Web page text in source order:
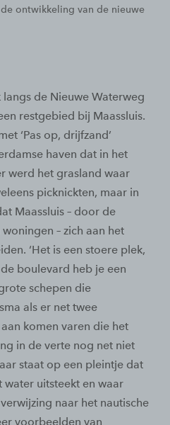
ontwikkeling van de nieuwe
de Nieuwe Waterweg
restgebied bij Maassluis.
‘Pas op, drijfzand’
haven dat in het
werd het grasland waar
picknickten, maar in
Maassluis – door de
– zich aan het
‘Het is een stoere plek,
boulevard heb je een
schepen die
als er net twee
komen varen die het
in de verte nog net niet
staat op een pleintje dat
uitsteekt en waar
naar het nautische
voorbeelden van